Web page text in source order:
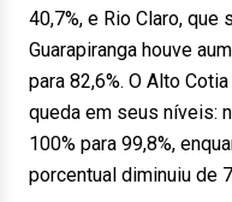
40,7%, e Rio Claro, que
Guarapiranga houve
para 82,6%. O Alto
queda em seus níveis:
100% para 99,8%,
porcentual diminuiu de